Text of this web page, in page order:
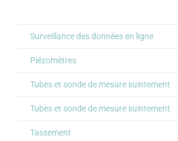
Surveillance des données en ligne
Piézomètres
Tubes et sonde de mesure suintement
Tubes et sonde de mesure suintement
Tassement